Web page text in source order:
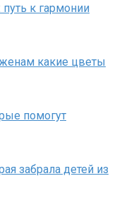
путь к гармонии
какие цветы
помогут
забрала детей из